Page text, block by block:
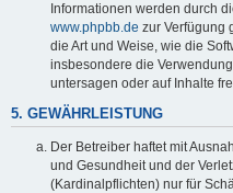
Informationen werden durch
www.phpbb.de zur Verfügung
die Art und Weise, wie die
insbesondere die
untersagen oder auf Inhalte
5. GEWÄHRLEISTUNG
Der Betreiber haftet mit
und Gesundheit und der
(Kardinalpflichten) nur für